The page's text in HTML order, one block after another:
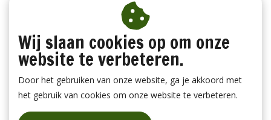
Wij slaan cookies op om onze
website te verbeteren.
Door het gebruiken van onze website, ga je akkoord met
het gebruik van cookies om onze website te verbeteren.